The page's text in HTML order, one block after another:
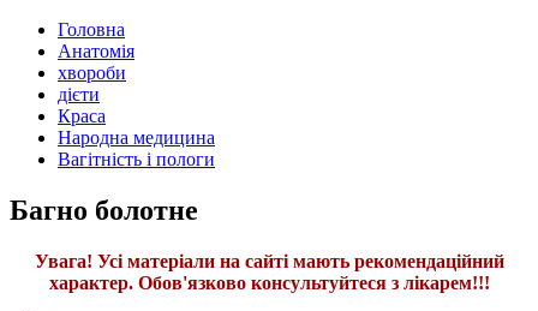
Головна
Анатомія
хвороби
дієти
Краса
Народна медицина
Вагітність і пологи
Багно болотне
Увага! Усі матеріали на сайті мають рекомендаційний
характер. Обов'язково консультуйтеся з лікарем!!!